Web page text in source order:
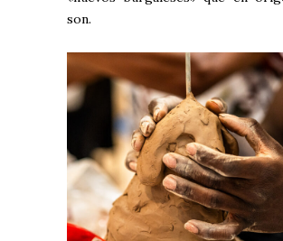
son.